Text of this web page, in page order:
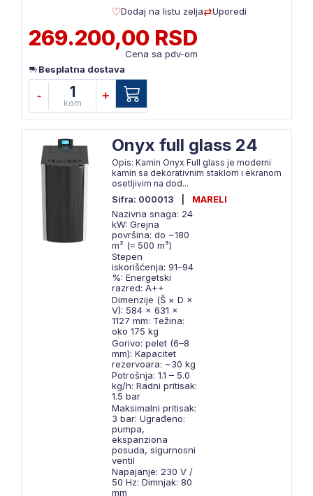
Dodaj na listu zelja
Uporedi
269.200,00 RSD
Cena sa pdv-om
Besplatna dostava
- 1
kom
+
Onyx full glass 24
Opis: Kamin Onyx Full glass je moderni
kamin sa dekorativnim staklom i ekranom
osetljivim na dod...
Sifra: 000013
MARELI
Nazivna snaga: 24
kW: Grejna
površina: do ~180
m² (≈ 500 m³)
Stepen
iskorišćenja: 91–94
%: Energetski
razred: A++
Dimenzije (Š × D ×
V): 584 × 631 ×
1127 mm: Težina:
oko 175 kg
Gorivo: pelet (6–8
mm): Kapacitet
rezervoara: ~30 kg
Potrošnja: 1.1 – 5.0
kg/h: Radni pritisak:
1.5 bar
Maksimalni pritisak:
3 bar: Ugrađeno:
pumpa,
ekspanziona
posuda, sigurnosni
ventil
Napajanje: 230 V /
50 Hz: Dimnjak: 80
mm